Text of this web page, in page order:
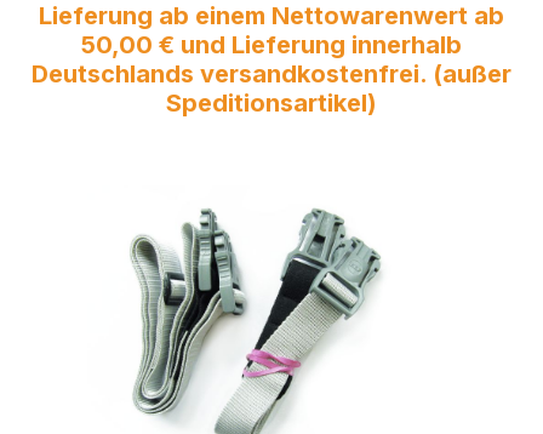
Lieferung ab einem Nettowarenwert ab
50,00 € und Lieferung innerhalb
Deutschlands versandkostenfrei. (außer
Speditionsartikel)